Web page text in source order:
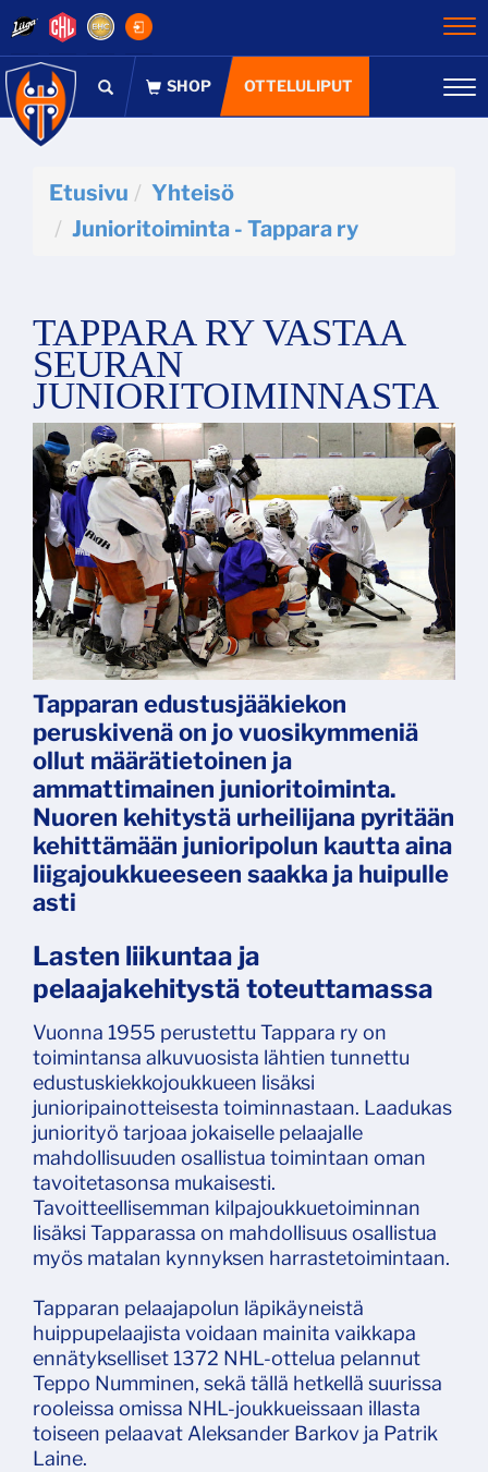
OTTELULIPUT
Etusivu
Yhteisö
Junioritoiminta - Tappara ry
TAPPARA RY VASTAA
SEURAN
JUNIORITOIMINNASTA
Tapparan edustusjääkiekon
peruskivenä on jo vuosikymmeniä
ollut määrätietoinen ja
ammattimainen junioritoiminta.
Nuoren kehitystä urheilijana pyritään
kehittämään junioripolun kautta aina
liigajoukkueeseen saakka ja huipulle
asti
Lasten liikuntaa ja
pelaajakehitystä toteuttamassa
Vuonna 1955 perustettu Tappara ry on
toimintansa alkuvuosista lähtien tunnettu
edustuskiekkojoukkueen lisäksi
junioripainotteisesta toiminnastaan. Laadukas
juniorityö tarjoaa jokaiselle pelaajalle
mahdollisuuden osallistua toimintaan oman
tavoitetasonsa mukaisesti.
Tavoitteellisemman kilpajoukkuetoiminnan
lisäksi Tapparassa on mahdollisuus osallistua
myös matalan kynnyksen harrastetoimintaan.
Tapparan pelaajapolun läpikäyneistä
huippupelaajista voidaan mainita vaikkapa
ennätykselliset 1372 NHL-ottelua pelannut
Teppo Numminen, sekä tällä hetkellä suurissa
rooleissa omissa NHL-joukkueissaan illasta
toiseen pelaavat Aleksander Barkov ja Patrik
Laine.